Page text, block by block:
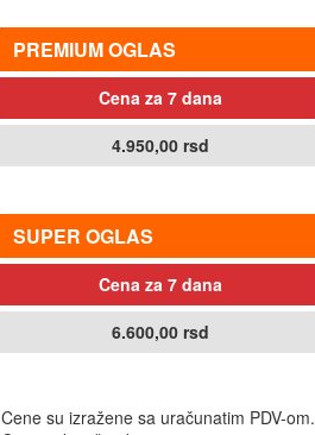
PREMIUM OGLAS
Cena za 7 dana
4.950,00 rsd
SUPER OGLAS
Cena za 7 dana
6.600,00 rsd
Cene su izražene sa uračunatim PDV-om.